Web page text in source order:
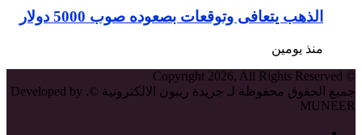
الذهب يتعافى وتوقعات بصعوده صوب 5000 دولار
منذ يومين
© Copyright 2026, All Rights Reserved
جميع الحقوق محفوظة لـ جريدة ريبون الالكترونية ©. Developed by
MUNEER